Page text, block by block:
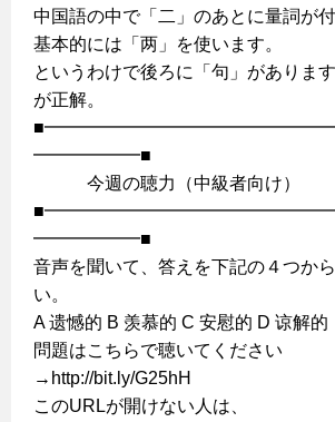
中国語の中で「二」のあとに量詞が付
基本的には「两」を使います。
というわけで後ろに「句」がありま
が正解。
━━━━━━■
今週の聴力（中級者向け）
━━━━━━■
音声を聞いて、答えを下記の４つか
い。
A 遗憾的 B 羡慕的 C 安慰的 D 谅解的
問題はこちらで聴いてください
→http://bit.ly/G25hH
このURLが開けない人は、